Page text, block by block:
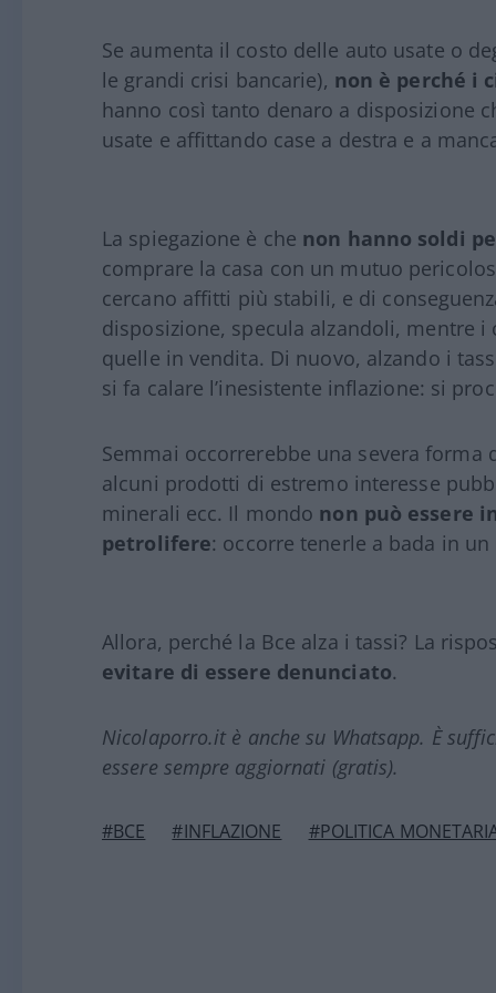
Se aumenta il costo delle auto usate o
le grandi crisi bancarie), non è perché i
hanno così tanto denaro a disposizione
usate e affittando case a destra e a
La spiegazione è che non hanno soldi
comprare la casa con un mutuo
cercano affitti più stabili, e di
disposizione, specula alzandoli, mentre
quelle in vendita. Di nuovo, alzando i
si fa calare l’inesistente inflazione: si
Semmai occorrerebbe una severa
alcuni prodotti di estremo interesse
minerali ecc. Il mondo non può essere
petrolifere: occorre tenerle a bada in un
Allora, perché la Bce alza i tassi? La
evitare di essere denunciato.
Nicolaporro.it è anche su Whatsapp. È
essere sempre aggiornati (gratis).
#BCE #INFLAZIONE #POLITICA